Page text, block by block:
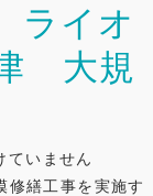
ライオ
大規
ていません
修繕工事を実施す